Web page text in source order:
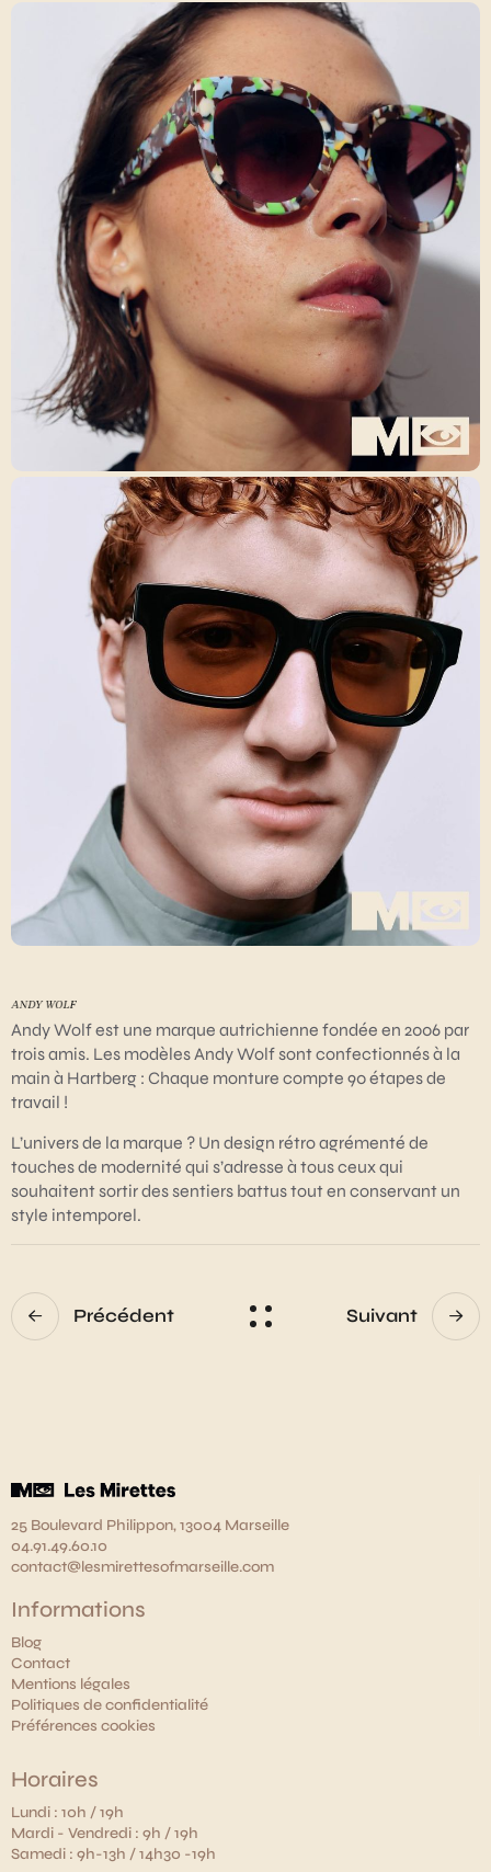
Andy Wolf est une marque autrichienne fondée en 2006 par
trois amis. Les modèles Andy Wolf sont confectionnés à la
main à Hartberg : Chaque monture compte 90 étapes de
travail !
L’univers de la marque ? Un design rétro agrémenté de
touches de modernité qui s’adresse à tous ceux qui
souhaitent sortir des sentiers battus tout en conservant un
style intemporel.
Précédent Suivant
25 Boulevard Philippon, 13004 Marseille
04.91.49.60.10
contact@lesmirettesofmarseille.com
Informations
Blog
Contact
Mentions légales
Politiques de confidentialité
Préférences cookies
Horaires
Lundi : 10h / 19h
Mardi - Vendredi : 9h / 19h
Samedi : 9h-13h / 14h30 -19h